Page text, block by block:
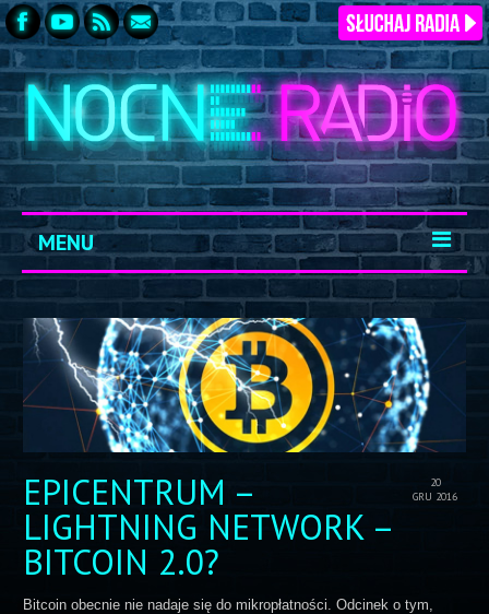
MENU
START
ARCHIWUM
KONTAKT
LOGOWANIE
20
GRU 2016
EPICENTRUM –
LIGHTNING NETWORK –
BITCOIN 2.0?
Bitcoin obecnie nie nadaje się do mikropłatności. Odcinek o tym,